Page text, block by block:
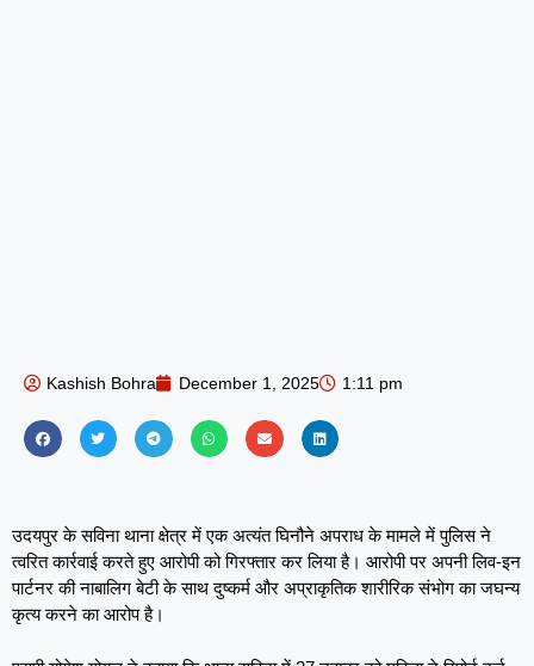
Kashish Bohra December 1, 2025 1:11 pm
उदयपुर के सविना थाना क्षेत्र में एक अत्यंत घिनौने अपराध के मामले में पुलिस ने
त्वरित कार्रवाई करते हुए आरोपी को गिरफ्तार कर लिया है। आरोपी पर अपनी लिव-इन
पार्टनर की नाबालिग बेटी के साथ दुष्कर्म और अप्राकृतिक शारीरिक संभोग का जघन्य
कृत्य करने का आरोप है।